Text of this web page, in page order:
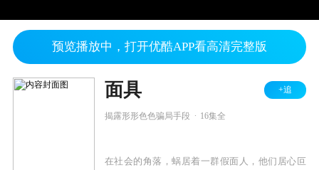
预览播放中，打开优酷APP看高清完整版
面具 +追
揭露形形色色骗局手段 16集全
在社会的角落，蜗居着一群假面人，他们居心叵